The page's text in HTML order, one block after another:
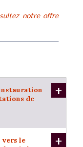
notre offre
de
+
vers le
+